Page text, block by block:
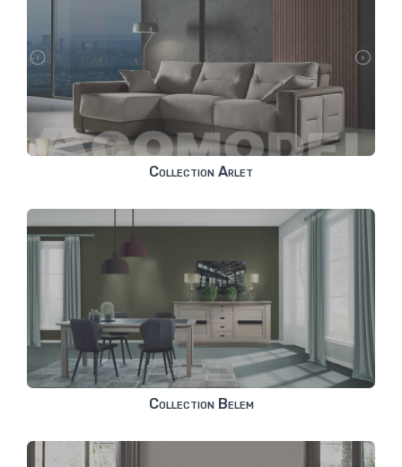
Collection Arlet
Collection Belem